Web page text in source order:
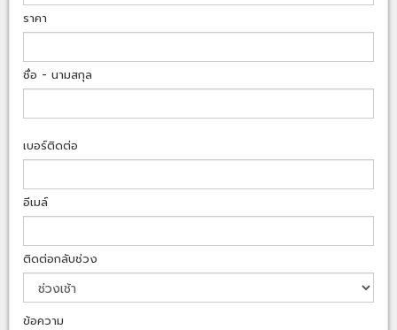
ราคา
ชื่อ - นามสกุล
เบอร์ติดต่อ
อีเมล์
ติดต่อกลับช่วง
ข้อความ